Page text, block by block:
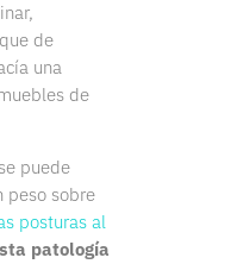
de
una
de
puede
peso sobre
posturas al
patología